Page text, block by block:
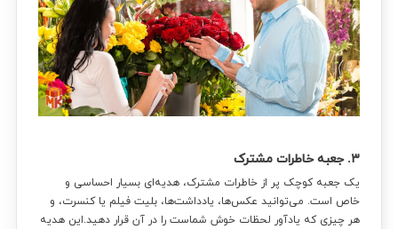
۳. جعبه خاطرات مشترک
یک جعبه کوچک پر از خاطرات مشترک، هدیه‌ای بسیار احساسی و
خاص است. می‌توانید عکس‌ها، یادداشت‌ها، بلیت فیلم یا کنسرت، و
هر چیزی که یادآور لحظات خوش شماست را در آن قرار دهید.این هدیه